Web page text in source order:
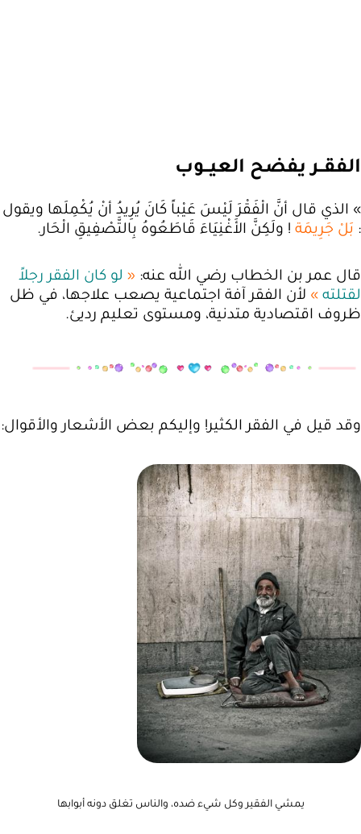
الفقــر يفضح العيــوب
» الذي قال أنَّ الْفَقْرَ لَيْسَ عَيْباً كَانَ يُرِيدُ أنْ يُكْمِلَها ويقول
: بَلْ جَرِيمَة ! ولَكِنَّ الأَغْنِيَاءَ قَاطَعُوهُ بِالتَّصْفِيقِ الْحَار.
قال عمر بن الخطاب رضي الله عنه: « لو كان الفقر رجلاً
لقتلته » لأن الفقر آفة اجتماعية يصعب علاجها، في ظل
ظروف اقتصادية متدنية، ومستوى تعليم رديئ.
وقد قيل في الفقر الكثير! وإليكم بعض الأشعار والأقوال:
يمشي الفقير وكل شيء ضده، والناس تغلق دونه أبوابها